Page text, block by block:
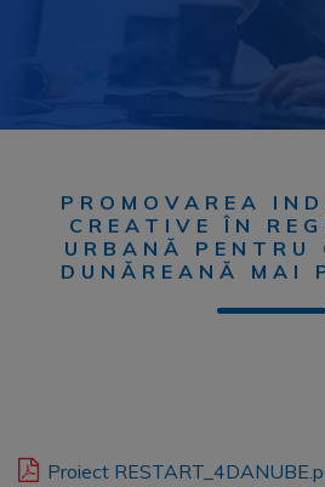
PROMOVAREA
CREATIVE ÎN
URBANĂ PENTRU
DUNĂREANĂ MAI
Proiect